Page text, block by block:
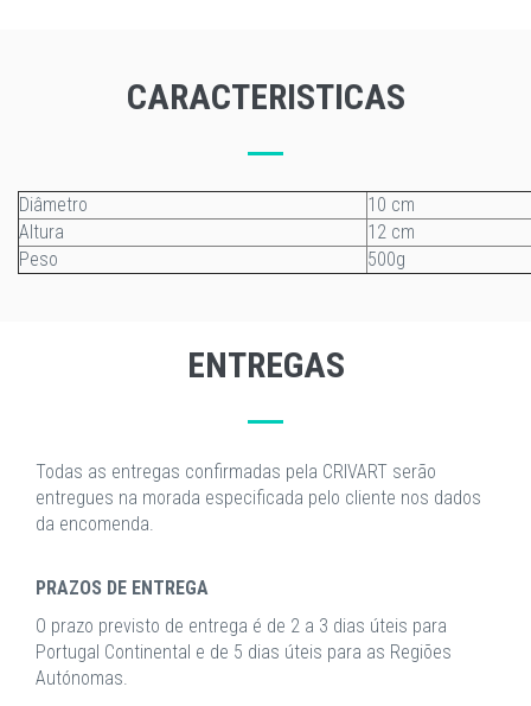
CARACTERISTICAS
Diâmetro
10 cm
Altura
12 cm
Peso
500g
ENTREGAS
Todas as entregas confirmadas pela CRIVART serão
entregues na morada especificada pelo cliente nos dados
da encomenda.
PRAZOS DE ENTREGA
O prazo previsto de entrega é de 2 a 3 dias úteis para
Portugal Continental e de 5 dias úteis para as Regiões
Autónomas.